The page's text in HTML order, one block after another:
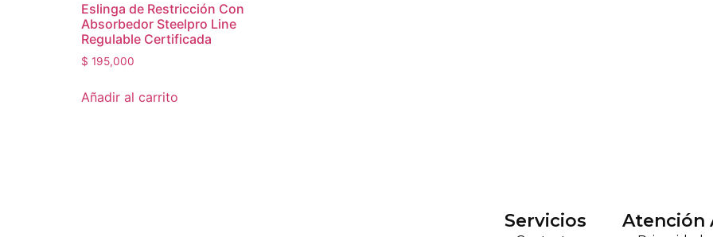
Eslinga de Restricción Con
Absorbedor Steelpro Line
Regulable Certificada
$ 195,000
Añadir al carrito
Servicios Atención